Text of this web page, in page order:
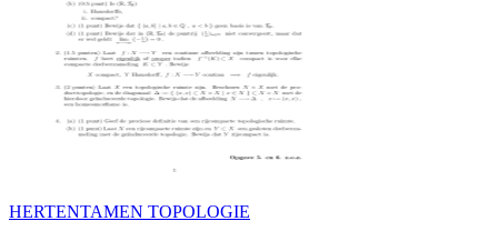
HERTENTAMEN TOPOLOGIE